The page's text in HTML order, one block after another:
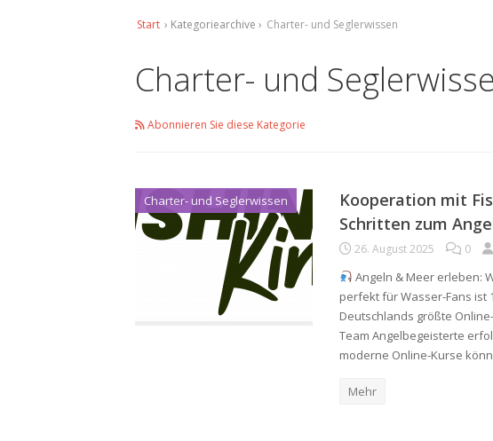
Start › Kategoriearchive › Charter- und Seglerwissen
Charter- und
Abonnieren Sie diese Kategorie
Charter- und Seglerwissen
Kooperation mit
Schritten zum
26. August 2025 0
Angeln & Meer erleben:
perfekt für Wasser-Fans ist
Deutschlands größte
Team Angelbegeisterte
moderne Online-Kurse
Mehr